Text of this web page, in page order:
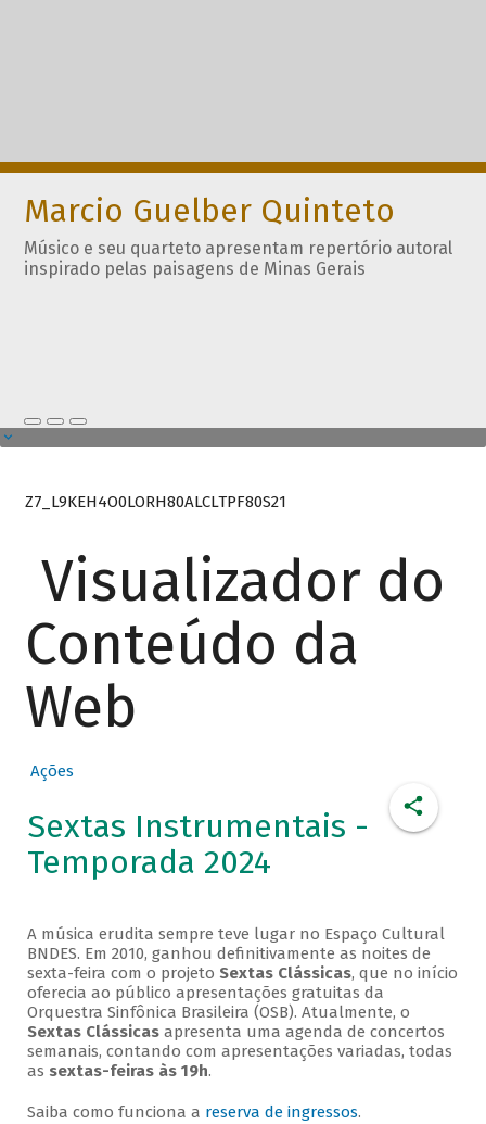
Marcio Guelber Quinteto
Músico e seu quarteto apresentam repertório autoral
inspirado pelas paisagens de Minas Gerais
Z7_L9KEH4O0LORH80ALCLTPF80S21
Visualizador do
Conteúdo da
Web
Ações
Sextas Instrumentais -
Temporada 2024
A música erudita sempre teve lugar no Espaço Cultural
BNDES. Em 2010, ganhou definitivamente as noites de
sexta-feira com o projeto Sextas Clássicas, que no início
oferecia ao público apresentações gratuitas da
Orquestra Sinfônica Brasileira (OSB). Atualmente, o
Sextas Clássicasapresenta uma agenda de concertos
semanais, contando com apresentações variadas, todas
as sextas-feiras às 19h.
Saiba como funciona a reserva de ingressos.